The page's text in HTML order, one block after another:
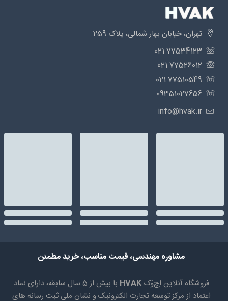
تهران، خیابان بهار شمالی، پلاک 259
77534123 021
77526012 021
77510549 021
09351027656
info@hvak.ir
مشاوره مهندسی، قیمت مناسب، خرید مطمئن
فروشگاه آنلاین اِچ‌وَک HVAK
با بیش از 5 سال سابقه، دارای نماد
اعتماد از مرکز توسعه تجارت الکترونیک و نشان ملی ثبت رسانه های